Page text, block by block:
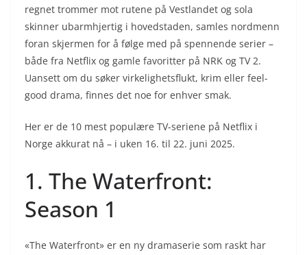
regnet trommer mot rutene på Vestlandet og sola
skinner ubarmhjertig i hovedstaden, samles nordmenn
foran skjermen for å følge med på spennende serier –
både fra Netflix og gamle favoritter på NRK og TV 2.
Uansett om du søker virkelighetsflukt, krim eller feel-
good drama, finnes det noe for enhver smak.
Her er de 10 mest populære TV-seriene på Netflix i
Norge akkurat nå – i uken 16. til 22. juni 2025.
1. The Waterfront:
Season 1
«The Waterfront» er en ny dramaserie som raskt har